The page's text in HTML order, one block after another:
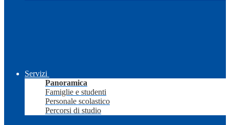
Servizi
Panoramica
Famiglie e studenti
Personale scolastico
Percorsi di studio